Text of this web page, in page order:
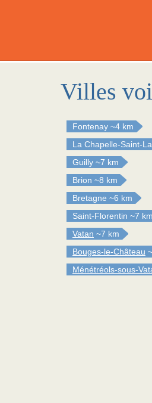
Villes
Fontenay ~4 km
La Chapelle-Saint-
Guilly ~7 km
Brion ~8 km
Bretagne ~6 km
Saint-Florentin ~7 km
Vatan ~7 km
Bouges-le-Château
Ménétréols-sous-